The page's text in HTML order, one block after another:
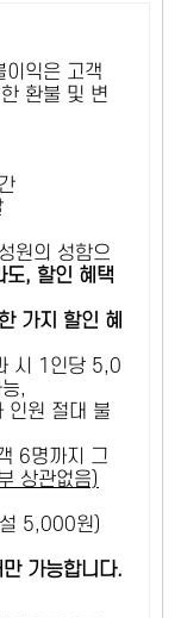
이익은 고객
환불 및 변
원의 성함으
도, 할인 혜택
한 가지 할인 혜
시 1인당 5,0
,
인원 절대 불
6명까지 그
상관없음)
5,000원)
가능합니다.